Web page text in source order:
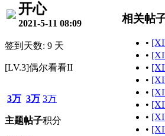
开心
2021-5-11 08:09
签到天数: 9 天
[LV.3]偶尔看看II
3万
主题
3万
帖子
3万
积分
相关帖
•
•
•
•
•
•
•
•